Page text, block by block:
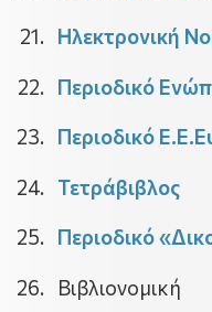
Ηλεκτρονική
Περιοδικό
Περιοδικό
Τετράβιβλος
Περιοδικό
Βιβλιονομική